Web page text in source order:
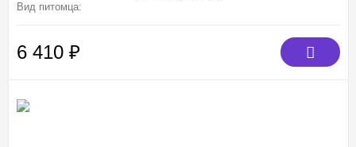
Вид питомца:
6 410 ₽